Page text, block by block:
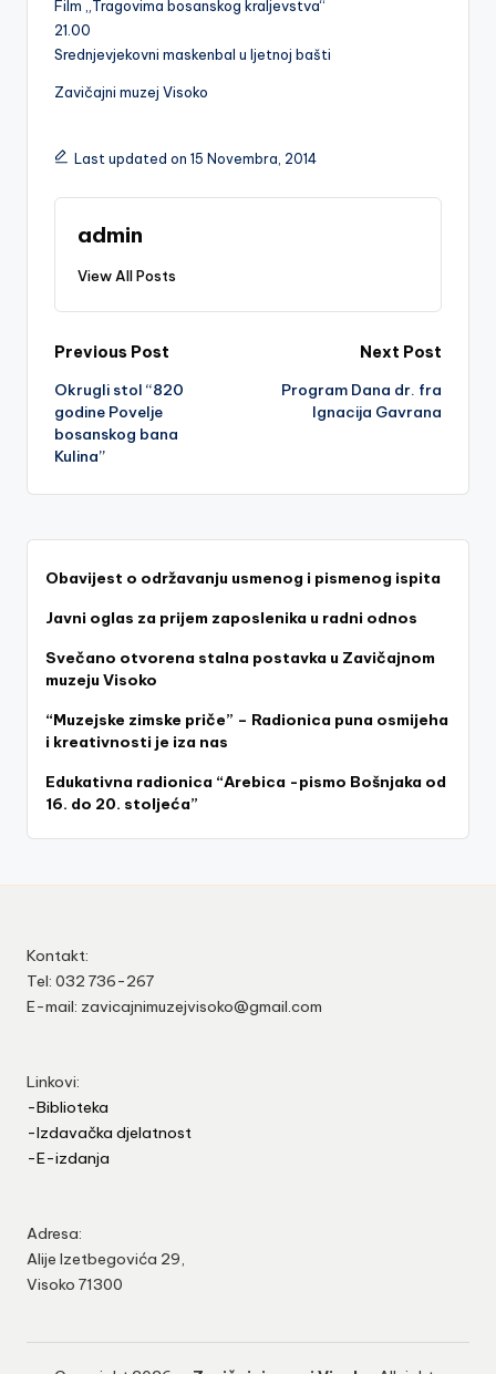
Film „Tragovima bosanskog kraljevstva“
21.00
Srednjevjekovni maskenbal u ljetnoj bašti
Zavičajni muzej Visoko
Last updated on 15 Novembra, 2014
admin
View All Posts
Post
navigation
Previous Post
Okrugli stol “820
godine Povelje
bosanskog bana
Kulina”
Next Post
Program Dana dr. fra
Ignacija Gavrana
Obavijest o održavanju usmenog i pismenog ispita
Javni oglas za prijem zaposlenika u radni odnos
Svečano otvorena stalna postavka u Zavičajnom
muzeju Visoko
“Muzejske zimske priče” – Radionica puna osmijeha
i kreativnosti je iza nas
Edukativna radionica “Arebica -pismo Bošnjaka od
16. do 20. stoljeća”
Kontakt:
Tel: 032 736-267
E-mail: zavicajnimuzejvisoko@gmail.com
Linkovi:
-Biblioteka
-Izdavačka djelatnost
-E-izdanja
Adresa:
Alije Izetbegovića 29,
Visoko 71300